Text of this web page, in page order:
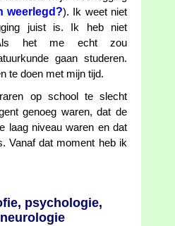
weerlegd?). Ik weet niet
juist is. Ik heb niet
Als het me echt zou
gaan studeren.
te doen met mijn tijd.
op school te slecht
genoeg waren, dat de
laag niveau waren en dat
Vanaf dat moment heb ik
psychologie,